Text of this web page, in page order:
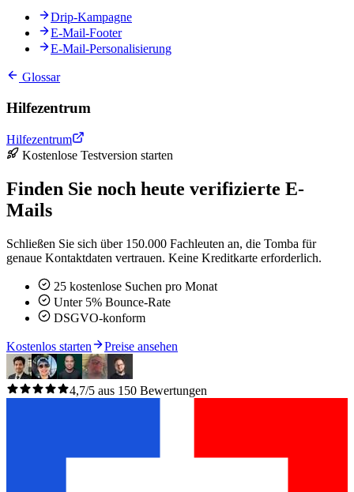
Drip-Kampagne
E-Mail-Footer
E-Mail-Personalisierung
Glossar
Hilfezentrum
Hilfezentrum
Kostenlose Testversion starten
Finden Sie noch heute verifizierte E-
Mails
Schließen Sie sich über 150.000 Fachleuten an, die Tomba für
genaue Kontaktdaten vertrauen. Keine Kreditkarte erforderlich.
25 kostenlose Suchen pro Monat
Unter 5% Bounce-Rate
DSGVO-konform
Kostenlos starten Preise ansehen
4,7/5 aus 150 Bewertungen